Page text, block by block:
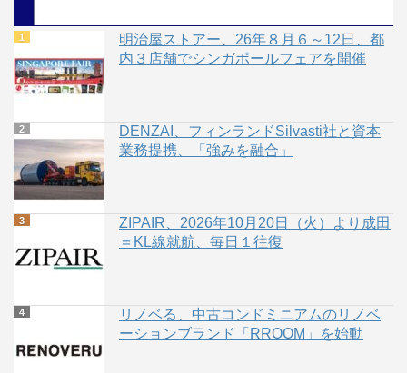
明治屋ストアー、26年８月６～12日、都
内３店舗でシンガポールフェアを開催
DENZAI、フィンランドSilvasti社と資本
業務提携、「強みを融合」
ZIPAIR、2026年10月20日（火）より成田
＝KL線就航、毎日１往復
リノベる、中古コンドミニアムのリノベ
ーションブランド「RROOM」を始動